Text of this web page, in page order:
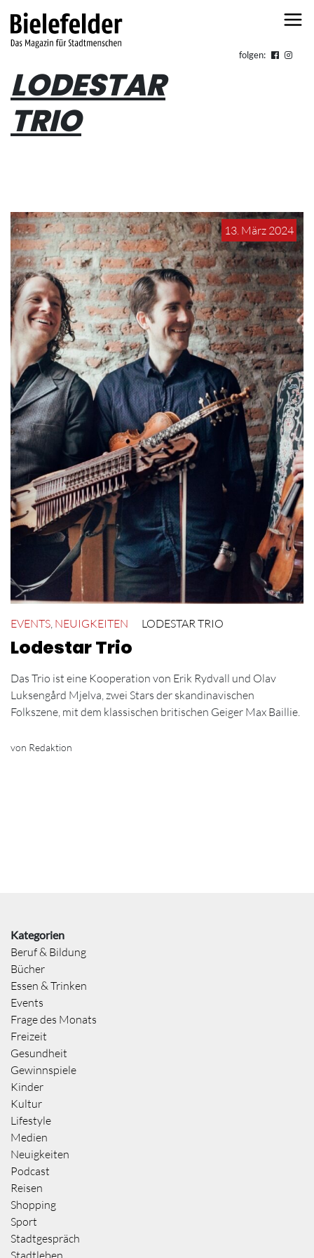
folgen:
LODESTAR
TRIO
13. März 2024
EVENTS NEUIGKEITEN LODESTAR TRIO
Lodestar Trio
Das Trio ist eine Kooperation von Erik Rydvall und Olav
Luksengård Mjelva, zwei Stars der skandinavischen
Folkszene, mit dem klassischen britischen Geiger Max Baillie.
von Redaktion
Kategorien
Beruf & Bildung
Bücher
Essen & Trinken
Events
Frage des Monats
Freizeit
Gesundheit
Gewinnspiele
Kinder
Kultur
Lifestyle
Medien
Neuigkeiten
Podcast
Reisen
Shopping
Sport
Stadtgespräch
Stadtleben